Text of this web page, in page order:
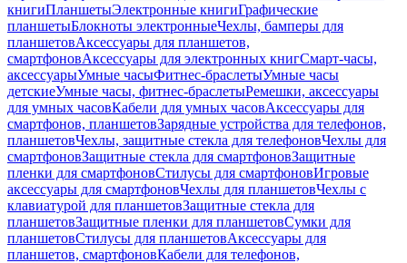
книгиПланшетыЭлектронные книгиГрафические
планшетыБлокноты электронныеЧехлы, бамперы для
планшетовАксессуары для планшетов,
смартфоновАксессуары для электронных книгСмарт-часы,
аксессуарыУмные часыФитнес-браслетыУмные часы
детскиеУмные часы, фитнес-браслетыРемешки, аксессуары
для умных часовКабели для умных часовАксессуары для
смартфонов, планшетовЗарядные устройства для телефонов,
планшетовЧехлы, защитные стекла для телефоновЧехлы для
смартфоновЗащитные стекла для смартфоновЗащитные
пленки для смартфоновСтилусы для смартфоновИгровые
аксессуары для смартфоновЧехлы для планшетовЧехлы с
клавиатурой для планшетовЗащитные стекла для
планшетовЗащитные пленки для планшетовСумки для
планшетовСтилусы для планшетовАксессуары для
планшетов, смартфоновКабели для телефонов,